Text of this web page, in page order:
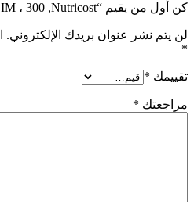
كن أول من يقيم “Nutricost‏, DIM ، 300 ملجم ، 120 كبسولة”
لن يتم نشر عنوان بريدك الإلكتروني.
*
تقييمك *
مراجعتك *